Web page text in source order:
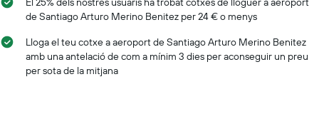
de Santiago Arturo Merino Benitez per 24 € o menys
Lloga el teu cotxe a aeroport de Santiago Arturo Merino Benitez
amb una antelació de com a mínim 3 dies per aconseguir un preu
per sota de la mitjana